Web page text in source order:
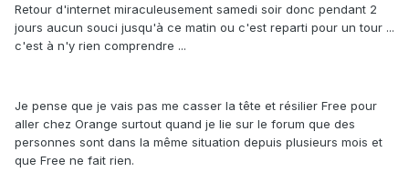
Retour d'internet miraculeusement samedi soir donc pendant 2
jours aucun souci jusqu'à ce matin ou c'est reparti pour un tour ...
c'est à n'y rien comprendre ...
Je pense que je vais pas me casser la tête et résilier Free pour
aller chez Orange surtout quand je lie sur le forum que des
personnes sont dans la même situation depuis plusieurs mois et
que Free ne fait rien.